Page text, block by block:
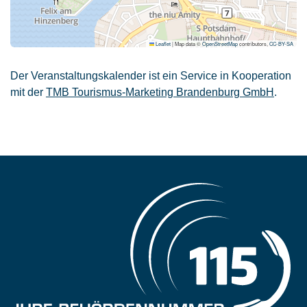
Leaflet|Map data ©OpenStreetMapcontributors, CC-BY-SA
Der Veranstaltungskalender ist ein Service in Kooperation
mit der TMB Tourismus-Marketing Brandenburg GmbH .